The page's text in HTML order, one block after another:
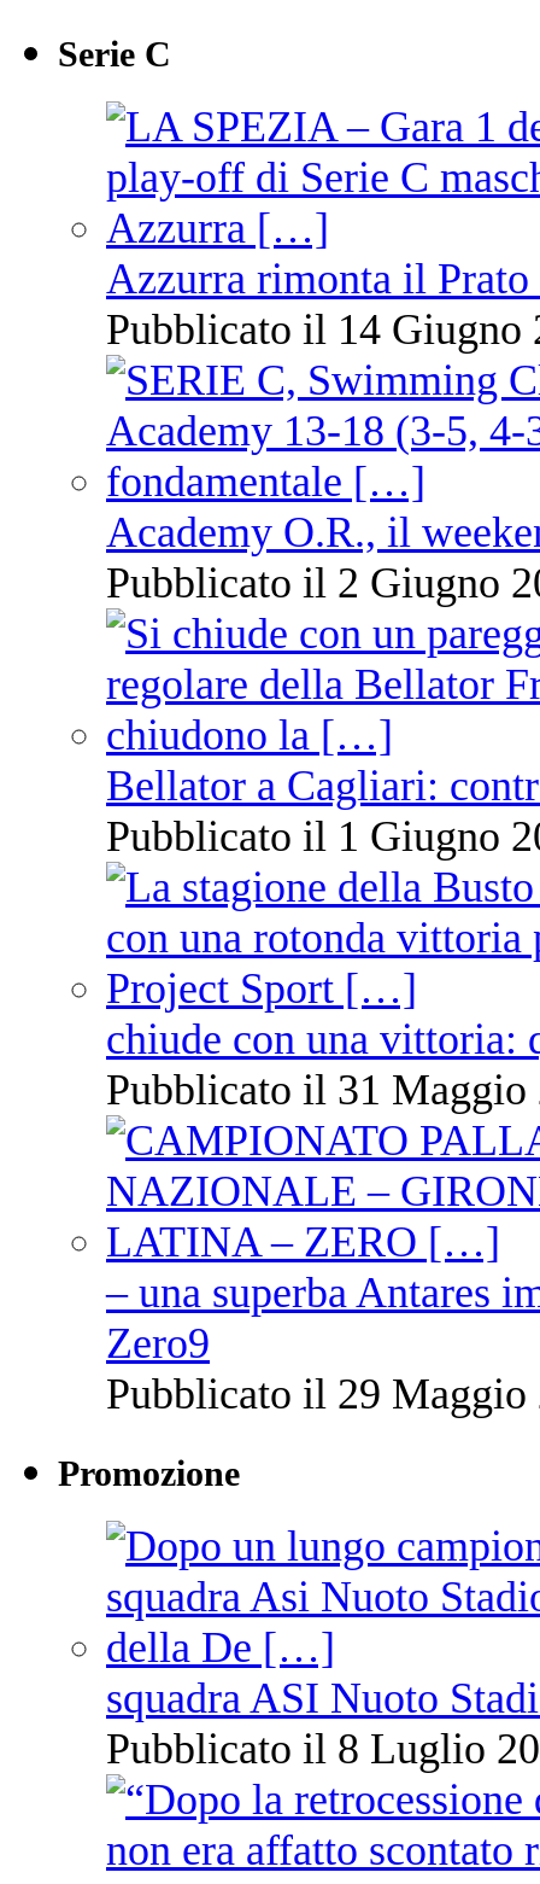
Serie C
Azzurra rimonta il Prato
Pubblicato il 14 Giugno
Academy O.R., il
Pubblicato il 2 Giugno
Bellator a Cagliari:
Pubblicato il 1 Giugno
chiude con una vittoria:
Pubblicato il 31 Maggio
– una superba Antares
Zero9
Pubblicato il 29 Maggio
Promozione
squadra ASI Nuoto
Pubblicato il 8 Luglio